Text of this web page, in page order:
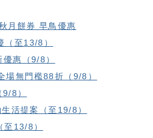
月餅券 早鳥優惠
（至13/8）
惠（9/8）
場無門檻88折（9/8）
8）
活提案（至19/8）
13/8）